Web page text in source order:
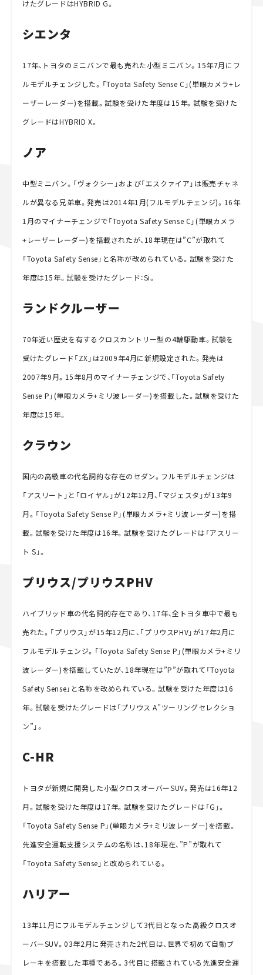
けたグレードはHYBRID G。
シエンタ
17年、トヨタのミニバンで最も売れた小型ミニバン。15年7月にフ
ルモデルチェンジした。「Toyota Safety Sense C」(単眼カメラ+レ
ーザーレーダー)を搭載。試験を受けた年度は15年。試験を受けた
グレードはHYBRID X。
ノア
中型ミニバン。「ヴォクシー」および「エスクァイア」は販売チャネ
ルが異なる兄弟車。発売は2014年1月(フルモデルチェンジ)。16年
1月のマイナーチェンジで「Toyota Safety Sense C」(単眼カメラ
+レーザーレーダー)を搭載されたが、18年現在は”C”が取れて
「Toyota Safety Sense」と名称が改められている。試験を受けた
年度は15年。試験を受けたグレード：Si。
ランドクルーザー
70年近い歴史を有するクロスカントリー型の4輪駆動車。試験を
受けたグレード「ZX」は2009年4月に新規設定された。発売は
2007年9月。15年8月のマイナーチェンジで、「Toyota Safety
Sense P」(単眼カメラ+ミリ波レーダー)を搭載した。試験を受けた
年度は15年。
クラウン
国内の高級車の代名詞的な存在のセダン。フルモデルチェンジは
「アスリート」と「ロイヤル」が12年12月、「マジェスタ」が13年9
月。「Toyota Safety Sense P」(単眼カメラ+ミリ波レーダー)を搭
載。試験を受けた年度は16年。試験を受けたグレードは「アスリー
ト S」。
プリウス/プリウスPHV
ハイブリッド車の代名詞的存在であり、17年、全トヨタ車中で最も
売れた。「プリウス」が15年12月に、「プリウスPHV」が17年2月に
フルモデルチェンジ。「Toyota Safety Sense P」(単眼カメラ+ミリ
波レーダー)を搭載していたが、18年現在は”P”が取れて「Toyota
Safety Sense」と名称を改められている。試験を受けた年度は16
年。試験を受けたグレードは「プリウス A”ツーリングセレクショ
ン”」。
C-HR
トヨタが新規に開発した小型クロスオーバーSUV。発売は16年12
月。試験を受けた年度は17年。試験を受けたグレードは「G」。
「Toyota Safety Sense P」(単眼カメラ+ミリ波レーダー)を搭載。
先進安全運転支援システムの名称は、18年現在、”P”が取れて
「Toyota Safety Sense」と改められている。
ハリアー
13年11月にフルモデルチェンジして3代目となった高級クロスオ
ーバーSUV。03年2月に発売された2代目は、世界で初めて自動ブ
レーキを搭載した車種である。3代目に搭載されている先進安全運